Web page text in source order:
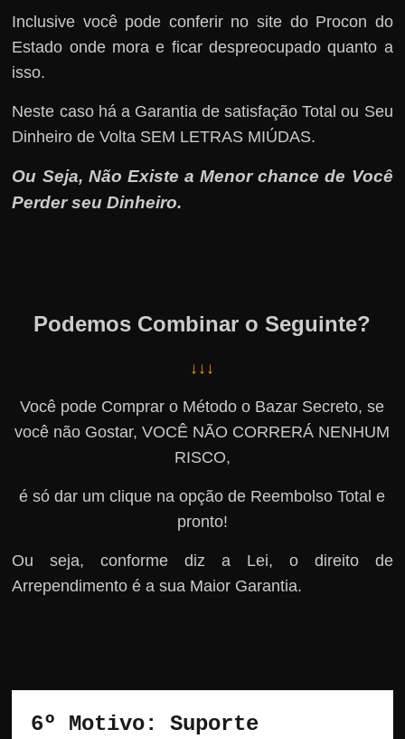
Inclusive você pode conferir no site do Procon do
Estado onde mora e ficar despreocupado quanto a
isso.
Neste caso há a Garantia de satisfação Total ou Seu
Dinheiro de Volta SEM LETRAS MIÚDAS.
Ou Seja, Não Existe a Menor chance de Você
Perder seu Dinheiro.
Podemos Combinar o Seguinte?
↓↓↓
Você pode Comprar o Método o Bazar Secreto, se
você não Gostar, VOCÊ NÃO CORRERÁ NENHUM
RISCO,
é só dar um clique na opção de Reembolso Total e
pronto!
Ou seja, conforme diz a Lei, o direito de
Arrependimento é a sua Maior Garantia.
6º Motivo: Suporte